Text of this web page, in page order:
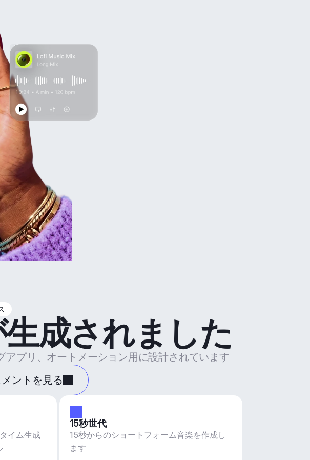
成されました
プリ、オートメーション用に設計されています
メントを見る
イム生成
15秒世代
15秒からのショートフォーム音楽を作成し
ます